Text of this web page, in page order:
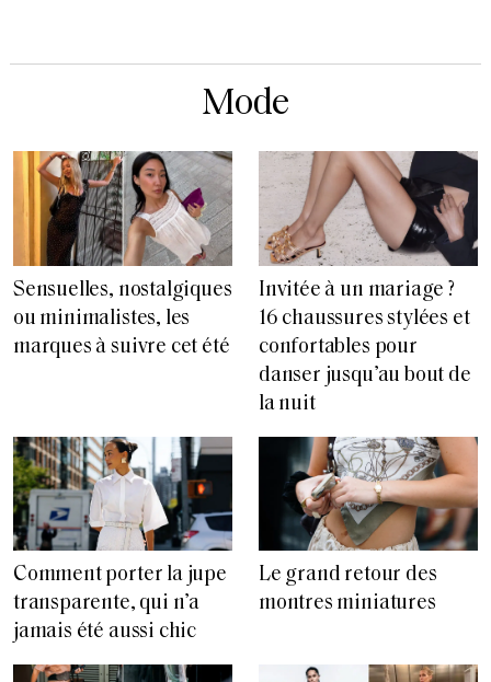
Mode
Sensuelles, nostalgiques
ou minimalistes, les
marques à suivre cet été
Invitée à un mariage ?
16 chaussures stylées et
confortables pour
danser jusqu’au bout de
la nuit
Comment porter la jupe
transparente, qui n’a
jamais été aussi chic
Le grand retour des
montres miniatures